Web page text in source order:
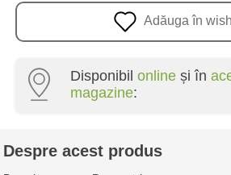
Adăuga în
Disponibil online și în
magazine:
Crafti Botanica - bd. Decebal, 139
Despre acest produs